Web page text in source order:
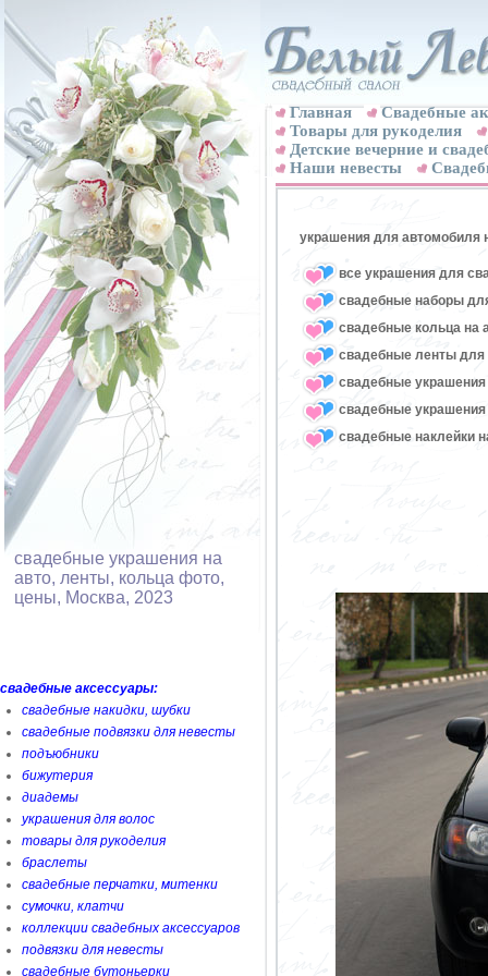
свадебные украшения на
авто, ленты, кольца фото,
цены, Москва, 2023
свадебные аксессуары:
свадебные накидки, шубки
свадебные подвязки для невесты
подъюбники
бижутерия
диадемы
украшения для волос
товары для рукоделия
браслеты
свадебные перчатки, митенки
сумочки, клатчи
коллекции свадебных аксессуаров
подвязки для невесты
свадебные бутоньерки
Главная
Свадебные
Товары для рукоделия
Детские вечерние и
Наши невесты
украшения для автомобиля
все украшения для
свадебные наборы
свадебные кольца на
свадебные ленты для
свадебные украшения
свадебные украшения
свадебные наклейки